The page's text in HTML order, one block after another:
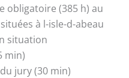
obligatoire (385 h) au
à l-isle-d-abeau
situation
min)
jury (30 min)